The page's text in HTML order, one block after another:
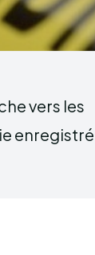
vers les
enregistré